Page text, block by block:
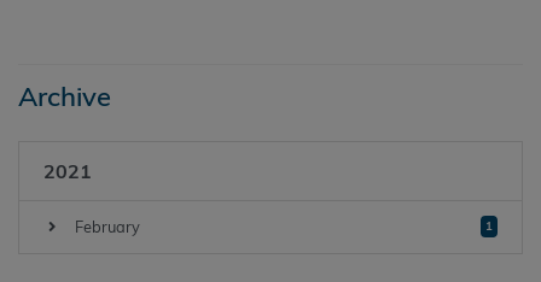
Archive
2021
February 1